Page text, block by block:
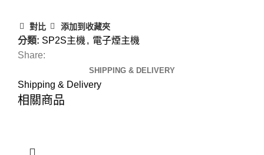
對比 添加到收藏夾
分類: SP2S主機 , 電子煙主機
Share:
SHIPPING & DELIVERY
Shipping & Delivery
相關商品